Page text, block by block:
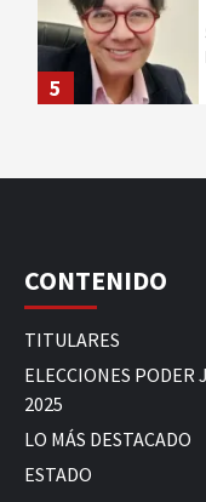
5
CONTENIDO
TITULARES
ELECCIONES PODER
2025
LO MÁS DESTACADO
ESTADO